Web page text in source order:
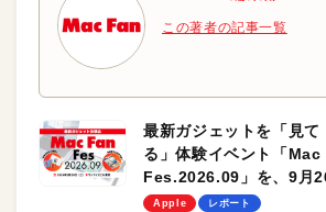
この著者の記事一覧
最新ガジェットを「見て
る」体験イベント「
Fes.2026.09」を、9月
します！
Apple レポート